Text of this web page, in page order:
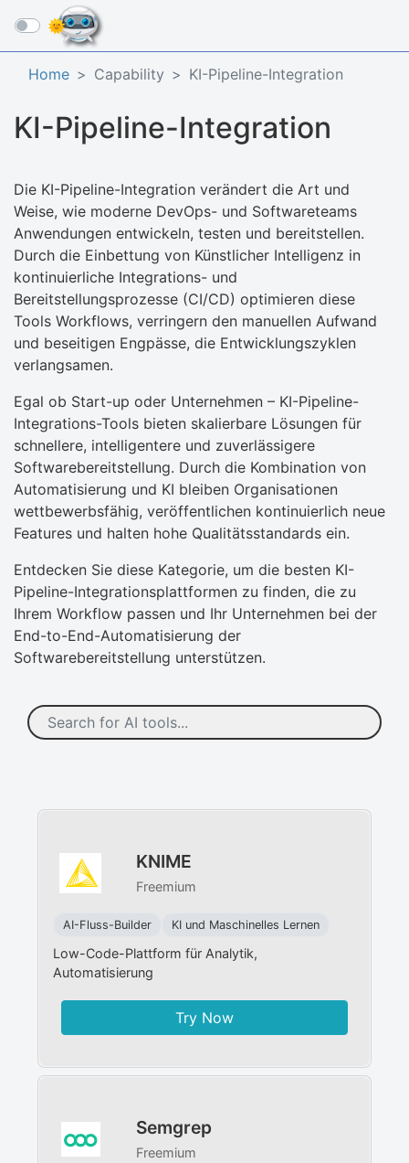
☰
Home Capability KI-Pipeline-Integration
KI-Pipeline-Integration
Die KI-Pipeline-Integration verändert die Art und
Weise, wie moderne DevOps- und Softwareteams
Anwendungen entwickeln, testen und bereitstellen.
Durch die Einbettung von Künstlicher Intelligenz in
kontinuierliche Integrations- und
Bereitstellungsprozesse (CI/CD) optimieren diese
Tools Workflows, verringern den manuellen Aufwand
und beseitigen Engpässe, die Entwicklungszyklen
verlangsamen.
Egal ob Start-up oder Unternehmen – KI-Pipeline-
Integrations-Tools bieten skalierbare Lösungen für
schnellere, intelligentere und zuverlässigere
Softwarebereitstellung. Durch die Kombination von
Automatisierung und KI bleiben Organisationen
wettbewerbsfähig, veröffentlichen kontinuierlich neue
Features und halten hohe Qualitätsstandards ein.
Entdecken Sie diese Kategorie, um die besten KI-
Pipeline-Integrationsplattformen zu finden, die zu
Ihrem Workflow passen und Ihr Unternehmen bei der
End-to-End-Automatisierung der
Softwarebereitstellung unterstützen.
KNIME
Freemium
AI-Fluss-Builder KI und Maschinelles Lernen
Low-Code-Plattform für Analytik,
Automatisierung
Try Now
Semgrep
Freemium